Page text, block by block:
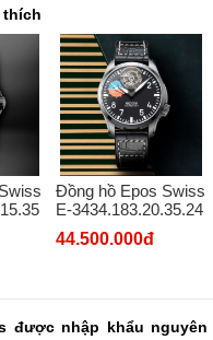
Giấy - Hà Nội
Đông - Hà Nội
Biên - Hà Nội
Tây - Hà Nội
thích
Đồng hồ Epos Swiss
E-3434.183.20.35.24
44.500.000đ
được nhập khẩu nguyên